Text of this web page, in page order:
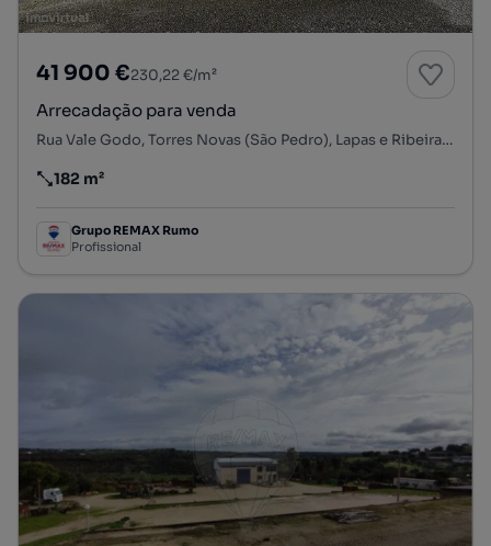
41 900 €230,22 €/m²
Arrecadação para venda
Rua Vale Godo, Torres Novas (São Pedro), Lapas e Ribeira Branca, Torres Novas, Santarém
Preço por metro quadrado
182 m²
Grupo REMAX Rumo
Profissional